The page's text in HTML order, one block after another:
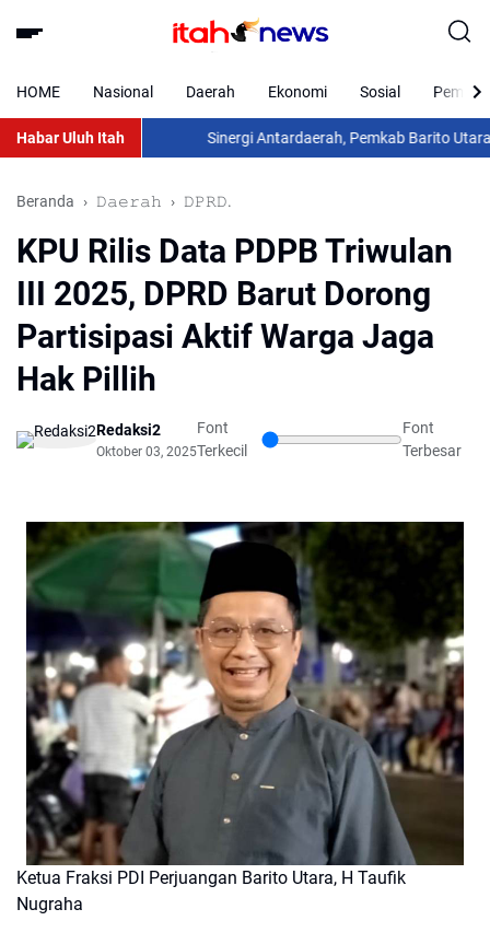
HOME Nasional Daerah Ekonomi Sosial
Habar Uluh Itah Sinergi Antardaerah, Pemkab Barito Utara
Beranda 𝙳𝚊𝚎𝚛𝚊𝚑 𝙳𝙿𝚁𝙳.
KPU Rilis Data PDPB Triwulan
III 2025, DPRD Barut Dorong
Partisipasi Aktif Warga Jaga
Hak Pillih
Redaksi2
Oktober 03, 2025
Font
Terkecil
Font
Terbesar
Ketua Fraksi PDI Perjuangan Barito Utara, H Taufik
Nugraha